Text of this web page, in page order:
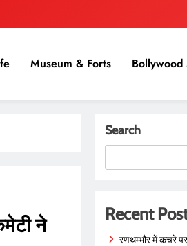
Museum & Forts Bollywood
ने
Search
Recent
रणथम्भौर में कचरे